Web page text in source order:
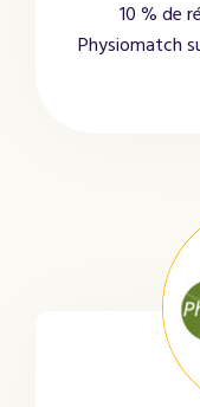
10 % de
Physiomatch